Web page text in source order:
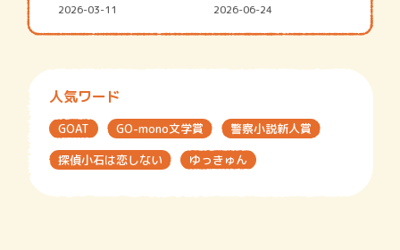
2026-03-11 2026-06-24
人気ワード
GOAT GO-mono文学賞
警察小説新人賞
探偵小石は恋しない
ゆっきゅん